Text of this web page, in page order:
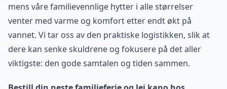
mens våre familievennlige hytter i alle størrelser
venter med varme og komfort etter endt økt på
vannet. Vi tar oss av den praktiske logistikken, slik at
dere kan senke skuldrene og fokusere på det aller
viktigste: den gode samtalen og tiden sammen.